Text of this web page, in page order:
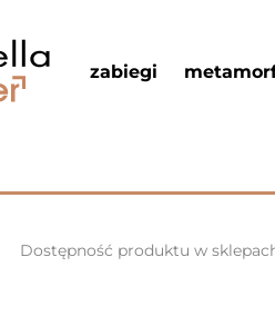
zabiegi
Dostępność produktu w